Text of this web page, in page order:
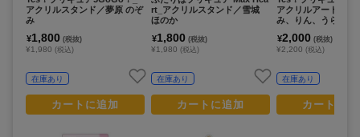
アクリルスタンド／夢原 のぞ
み
¥1,800 (税抜)
¥1,980 (税込)
在庫あり
カートに追加
rt_アクリルスタンド／雪城
ほのか
¥1,800 (税抜)
¥1,980 (税込)
在庫あり
カートに追加
アクリルアートパネ
み、りん、うらら、
¥2,000 (税抜)
¥2,200 (税込)
在庫あり
カートに